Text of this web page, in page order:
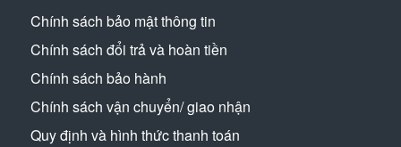
Chính sách bảo mật thông tin
Chính sách đổi trả và hoàn tiền
Chính sách bảo hành
Chính sách vận chuyển/ giao nhận
Quy định và hình thức thanh toán